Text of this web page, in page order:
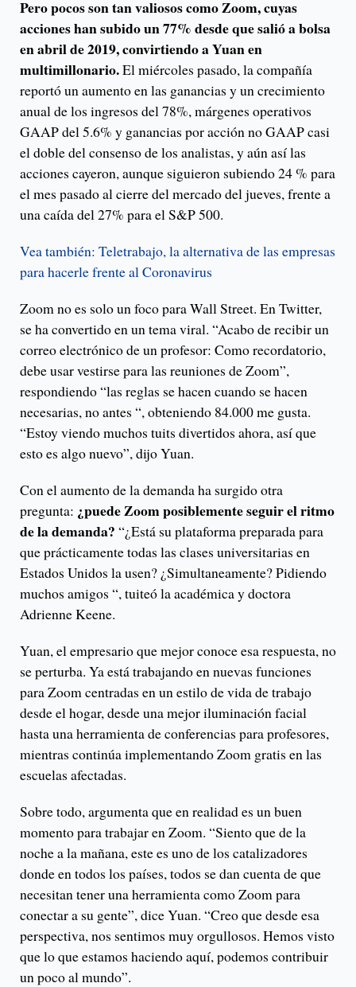
Pero pocos son tan valiosos como Zoom, cuyas
acciones han subido un 77% desde que salió a bolsa
en abril de 2019, convirtiendo a Yuan en
multimillonario.El miércoles pasado, la compañía
reportó un aumento en las ganancias y un crecimiento
anual de los ingresos del 78%, márgenes operativos
GAAP del 5.6% y ganancias por acción no GAAP casi
el doble del consenso de los analistas, y aún así las
acciones cayeron, aunque siguieron subiendo 24 % para
el mes pasado al cierre del mercado del jueves, frente a
una caída del 27% para el S&P 500.
Vea también: Teletrabajo, la alternativa de las empresas
para hacerle frente al Coronavirus
Zoom no es solo un foco para Wall Street. En Twitter,
se ha convertido en un tema viral. “Acabo de recibir un
correo electrónico de un profesor: Como recordatorio,
debe usar vestirse para las reuniones de Zoom”,
respondiendo “las reglas se hacen cuando se hacen
necesarias, no antes “, obteniendo 84.000 me gusta.
“Estoy viendo muchos tuits divertidos ahora, así que
esto es algo nuevo”, dijo Yuan.
Con el aumento de la demanda ha surgido otra
pregunta: ¿puede Zoom posiblemente seguir el ritmo
de la demanda? “¿Está su plataforma preparada para
que prácticamente todas las clases universitarias en
Estados Unidos la usen? ¿Simultaneamente? Pidiendo
muchos amigos “, tuiteó la académica y doctora
Adrienne Keene.
Yuan, el empresario que mejor conoce esa respuesta, no
se perturba. Ya está trabajando en nuevas funciones
para Zoom centradas en un estilo de vida de trabajo
desde el hogar, desde una mejor iluminación facial
hasta una herramienta de conferencias para profesores,
mientras continúa implementando Zoom gratis en las
escuelas afectadas.
Sobre todo, argumenta que en realidad es un buen
momento para trabajar en Zoom. “Siento que de la
noche a la mañana, este es uno de los catalizadores
donde en todos los países, todos se dan cuenta de que
necesitan tener una herramienta como Zoom para
conectar a su gente”, dice Yuan. “Creo que desde esa
perspectiva, nos sentimos muy orgullosos. Hemos visto
que lo que estamos haciendo aquí, podemos contribuir
un poco al mundo”.